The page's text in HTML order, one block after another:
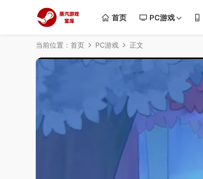
首页 PC游戏
当前位置： 首页 PC游戏 正文
50% 75% 100%